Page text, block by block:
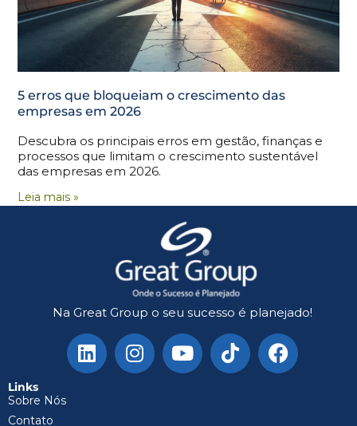
5 erros que bloqueiam o crescimento das
empresas em 2026
Descubra os principais erros em gestão, finanças e
processos que limitam o crescimento sustentável
das empresas em 2026.
Leia mais »
Na Great Group o seu sucesso é planejado!
Links
Sobre Nós
Contato